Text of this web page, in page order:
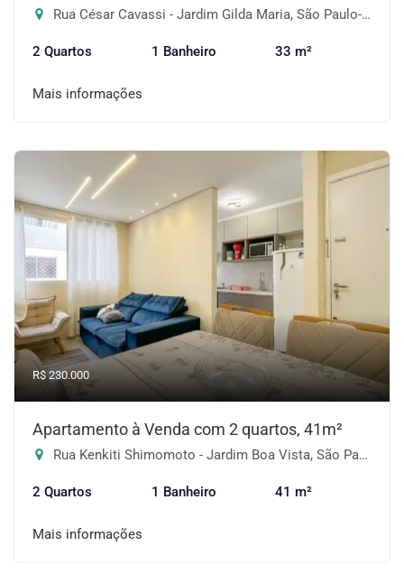
Rua César Cavassi - Jardim Gilda Maria, São Paulo-SP
2 Quartos 1 Banheiro 33 m²
Mais informações
R$ 230.000
Apartamento à Venda com 2 quartos, 41m²
Rua Kenkiti Shimomoto - Jardim Boa Vista, São Paulo-SP
2 Quartos 1 Banheiro 41 m²
Mais informações